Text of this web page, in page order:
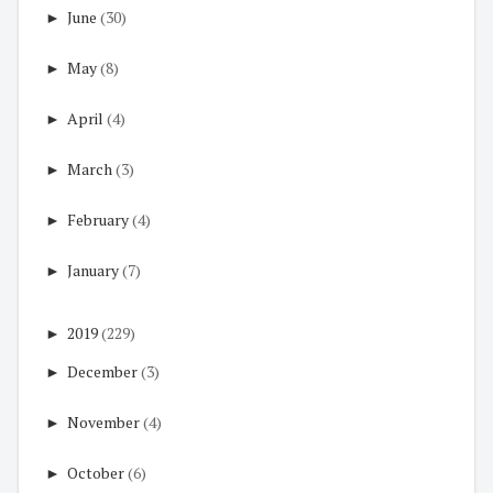
► June (30)
► May(8)
► April (4)
► March(3)
► February(4)
► January(7)
► 2019(229)
► December(3)
► November(4)
► October(6)